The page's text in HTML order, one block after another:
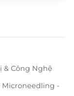
& Công Nghệ
Microneedling -